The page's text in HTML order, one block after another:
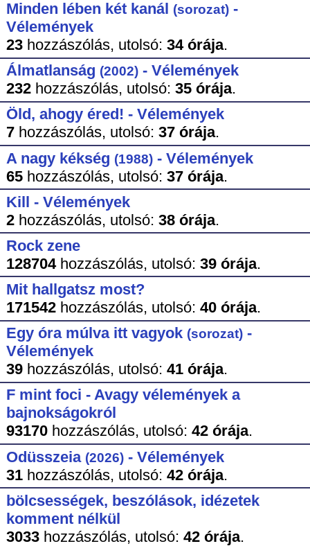
Minden lében két kanál (sorozat)-
Vélemények
23hozzászólás, utolsó: 34 órája.
Álmatlanság (2002)- Vélemények
232hozzászólás, utolsó: 35 órája.
Öld, ahogy éred! - Vélemények
7hozzászólás, utolsó: 37 órája.
A nagy kékség (1988)- Vélemények
65hozzászólás, utolsó: 37 órája.
Kill - Vélemények
2hozzászólás, utolsó: 38 órája.
Rock zene
128704hozzászólás, utolsó: 39 órája.
Mit hallgatsz most?
171542hozzászólás, utolsó: 40 órája.
Egy óra múlva itt vagyok (sorozat)-
Vélemények
39hozzászólás, utolsó: 41 órája.
F mint foci - Avagy vélemények a
bajnokságokról
93170hozzászólás, utolsó: 42 órája.
Odüsszeia (2026)- Vélemények
31hozzászólás, utolsó: 42 órája.
bölcsességek, beszólások, idézetek
komment nélkül
3033hozzászólás, utolsó: 42 órája.